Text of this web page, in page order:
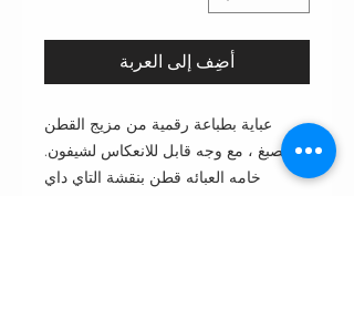
أضِف إلى العربة
عباية بطباعة رقمية من مزيج القطن
والصبغ ، مع وجه قابل للانعكاس لشيفون.
خامه العبائه قطن بنقشة التاي داي